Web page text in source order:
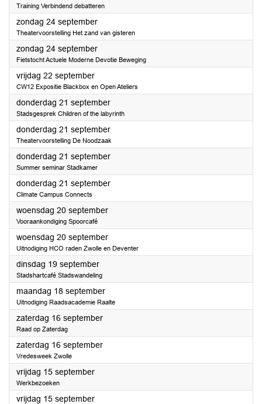
Training Verbindend debatteren
zondag 24 september2023
Theatervoorstelling Het zand van gisteren
zondag 24 september2023
Fietstocht Actuele Moderne Devotie Beweging
vrijdag 22 september2023
CW12 Expositie Blackbox en Open Ateliers
donderdag 21 september2023
Stadsgesprek Children of the labyrinth
donderdag 21 september2023
Theatervoorstelling De Noodzaak
donderdag 21 september2023
Summer seminar Stadkamer
donderdag 21 september2023
Climate Campus Connects
woensdag 20 september2023
Vooraankondiging Spoorcafé
woensdag 20 september2023
Uitnodiging HCO raden Zwolle en Deventer
dinsdag 19 september2023
Stadshartcafé Stadswandeling
maandag 18 september2023
Uitnodiging Raadsacademie Raalte
zaterdag 16 september2023
Raad op Zaterdag
zaterdag 16 september2023
Vredesweek Zwolle
vrijdag 15 september2023
Werkbezoeken
vrijdag 15 september2023